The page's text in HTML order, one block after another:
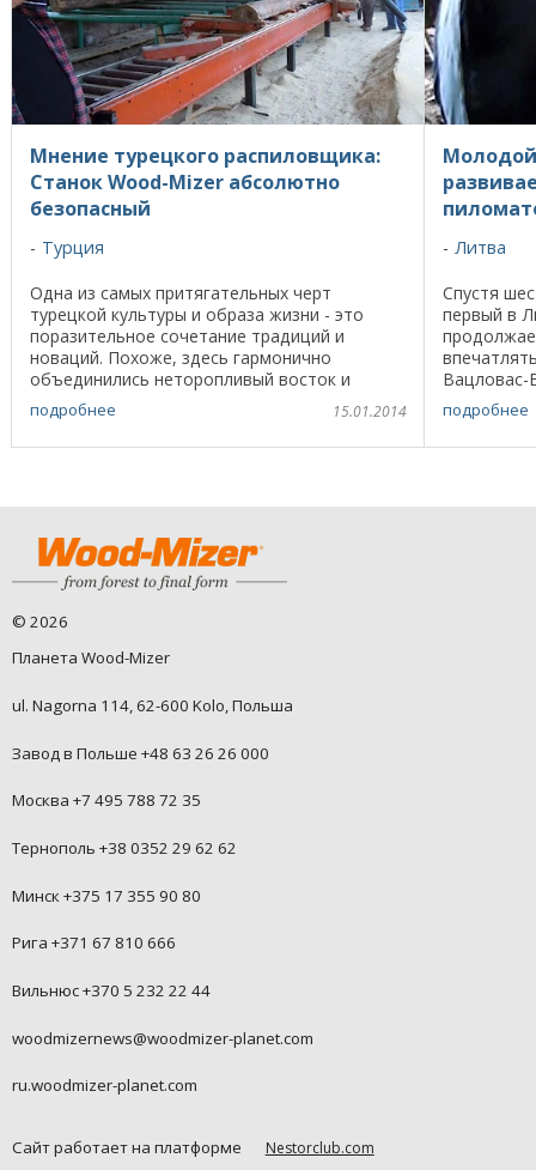
Мнение турецкого распиловщика:
Станок Wood-Mizer абсолютно
безопасный
Турция
Одна из самых притягательных черт
турецкой культуры и образа жизни - это
поразительное сочетание традиций и
новаций. Похоже, здесь гармонично
объединились неторопливый восток и
прогрессивный запад. В
деревообрабатывающей промышленности
Турции это ...
подробнее 15.01.2014
Литва
Спустя
первый в
Вацловас-
самый
подробнее
© 2026
Планета Wood-Mizer
ul. Nagorna 114, 62-600 Kolo, Польша
Завод в Польше +48 63 26 26 000
Москва +7 495 788 72 35
Тернополь +38 0352 29 62 62
Минск +375 17 355 90 80
Рига +371 67 810 666
Вильнюс +370 5 232 22 44
woodmizernews@woodmizer-planet.com
ru.woodmizer-planet.com
Сайт работает на платформе Nestorclub.com